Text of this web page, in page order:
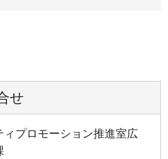
せ
プロモーション推進室広